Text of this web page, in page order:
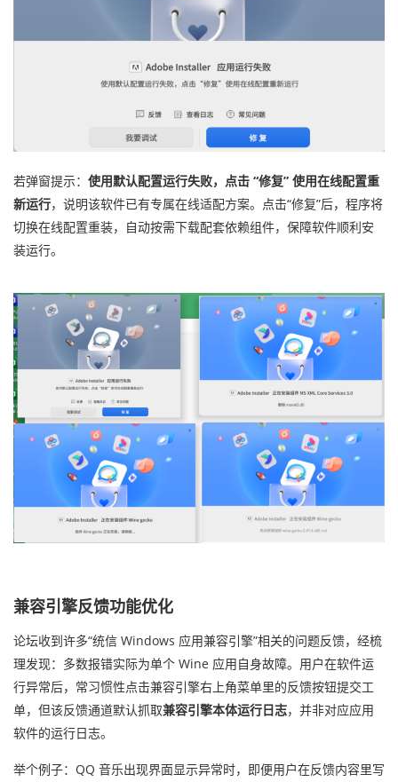
若弹窗提示： 使用默认配置运行失败，点击 “修复” 使用在线配置重
新运行，说明该软件已有专属在线适配方案。点击“修复”后，程序将
切换在线配置重装，自动按需下载配套依赖组件，保障软件顺利安
装运行。
兼容引擎反馈功能优化
论坛收到许多“统信 Windows 应用兼容引擎”相关的问题反馈，经梳
理发现：多数报错实际为单个 Wine 应用自身故障。用户在软件运
行异常后，常习惯性点击兼容引擎右上角菜单里的反馈按钮提交工
单，但该反馈通道默认抓取兼容引擎本体运行日志，并非对应应用
软件的运行日志。
举个例子：QQ 音乐出现界面显示异常时，即便用户在反馈内容里写